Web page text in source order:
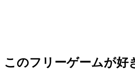
このフリーゲームが好